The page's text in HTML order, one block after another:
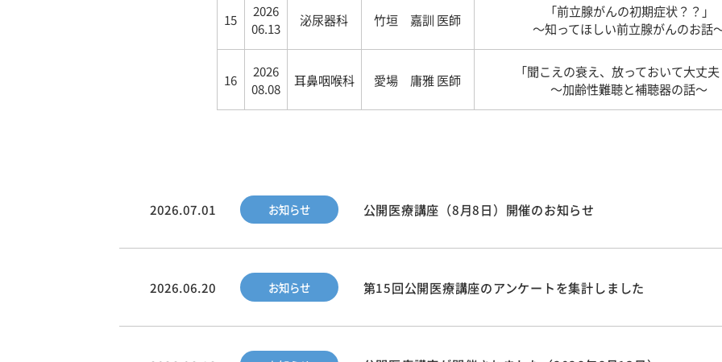
15
2026
06.13
泌尿器科 竹垣 嘉訓 医師
「前立腺がんの初期症状？？」
～知ってほしい前立腺がんのお話
16
2026
08.08
耳鼻咽喉科 愛場 庸雅 医師
「聞こえの衰え、放っておいて大丈
～加齢性難聴と補聴器の話～
2026.07.01 お知らせ 公開医療講座（8月8日）開催のお知らせ
2026.06.20 お知らせ 第15回公開医療講座のアンケートを集計しました